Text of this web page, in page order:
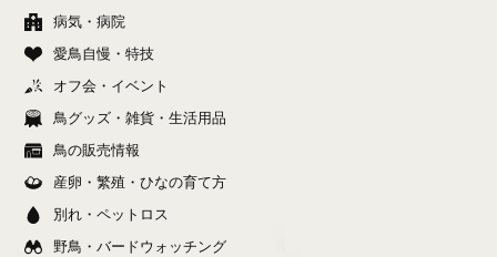
病気・病院
愛鳥自慢・特技
オフ会・イベント
鳥グッズ・雑貨・生活用品
鳥の販売情報
産卵・繁殖・ひなの育て方
別れ・ペットロス
野鳥・バードウォッチング